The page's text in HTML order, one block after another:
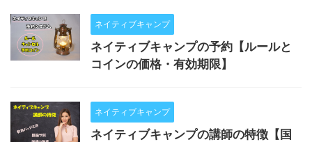
ネイティブキャンプ
ネイティブキャンプの予約【ルールと
コインの価格・有効期限】
ネイティブキャンプ
ネイティブキャンプの講師の特徴【国